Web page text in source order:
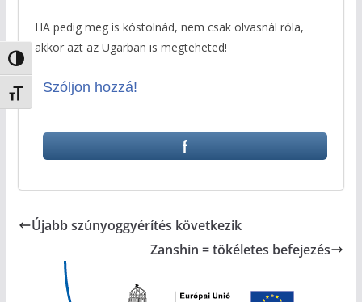
Nagy kontraszt váltása
Betűméret váltása
HA pedig meg is kóstolnád, nem csak olvasnál róla,
akkor azt az Ugarban is megteheted!
Szóljon hozzá!
Újabb szúnyoggyérítés következik
Zanshin = tökéletes befejezés